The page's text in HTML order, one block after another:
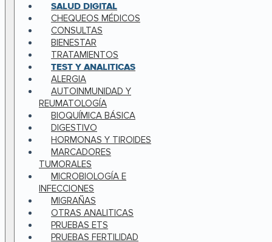
SALUD DIGITAL
CHEQUEOS MÉDICOS
CONSULTAS
BIENESTAR
TRATAMIENTOS
TEST Y ANALITICAS
ALERGIA
AUTOINMUNIDAD Y
REUMATOLOGÍA
BIOQUÍMICA BÁSICA
DIGESTIVO
HORMONAS Y TIROIDES
MARCADORES
TUMORALES
MICROBIOLOGÍA E
INFECCIONES
MIGRAÑAS
OTRAS ANALITICAS
PRUEBAS ETS
PRUEBAS FERTILIDAD